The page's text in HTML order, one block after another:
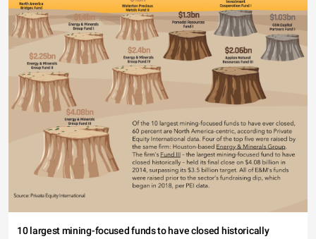
10 largest mining-focused funds to have closed historically